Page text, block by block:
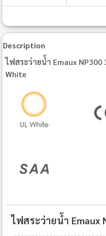
Description
ไฟสระว่ายน้ำ Emaux
White
ไฟสระว่ายน้ำ Emaux